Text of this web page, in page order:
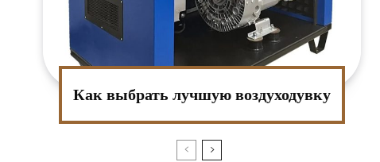
Как выбрать лучшую воздуходувку